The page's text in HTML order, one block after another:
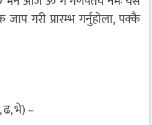
गरी प्रारम्भ गर्नुहोला, पक्कै
ढ, भे) –